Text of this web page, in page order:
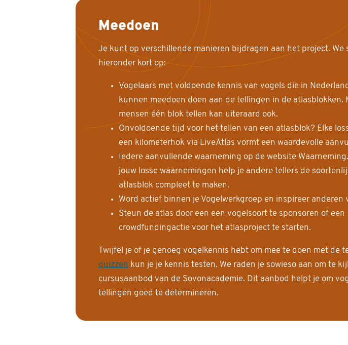
Meedoen
Je kunt op verschillende manieren bijdragen aan het project. We
hieronder kort op:
Vogelaars met voldoende kennis van vogels die in
kunnen meedoen doen aan de tellingen in de atlasblokken.
mensen één blok tellen kan uiteraard ook.
Onvoldoende tijd voor het tellen van een atlasblok? Elke
een kilometerhok via LiveAtlas vormt een waardevolle
Iedere aanvullende waarneming op de website
jouw losse waarnemingen help je andere tellers de
atlasblok compleet te maken.
Word actief binnen je Vogelwerkgroep en inspireer anderen
Steun de atlas door een een vogelsoort te sponsoren of een
crowdfundingactie voor het atlasproject te starten.
Twijfel je of je genoeg vogelkennis hebt om mee te doen met de
quizzen kun je je kennis testen. We raden je sowieso aan om te
cursusaanbod van de Sovonacademie. Dit aanbod helpt je om
tellingen goed te determineren.